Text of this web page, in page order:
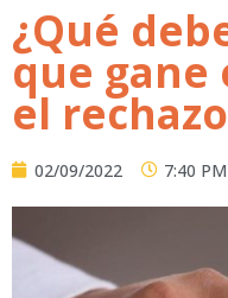
¿Qué
que gane
el
02/09/2022 7:40 PM